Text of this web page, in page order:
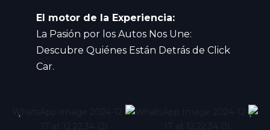
El motor de la Experiencia:
La Pasión por los Autos Nos Une:
Descubre Quiénes Están Detrás de Click
Car.